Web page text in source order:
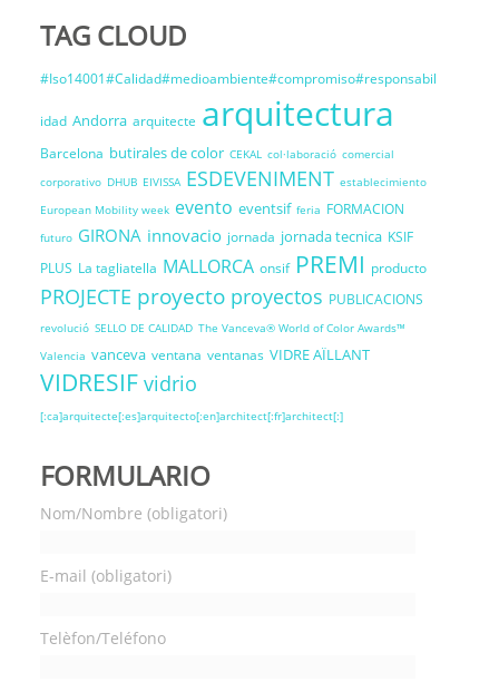
TAG CLOUD
#Iso14001#Calidad#medioambiente#compromiso#responsabil
idad Andorra arquitecte arquitectura
Barcelona butirales de color CEKAL col·laboració comercial
corporativo DHUB EIVISSA ESDEVENIMENT establecimiento
European Mobility week evento eventsif feria FORMACION
futuro GIRONA innovacio jornada jornada tecnica KSIF
PLUS La tagliatella MALLORCA onsif PREMI producto
PROJECTE proyecto proyectos PUBLICACIONS
revolució SELLO DE CALIDAD The Vanceva® World of Color Awards™
Valencia vanceva ventana ventanas VIDRE AÏLLANT
VIDRESIF vidrio
[:ca]arquitecte[:es]arquitecto[:en]architect[:fr]architect[:]
FORMULARIO
Nom/Nombre (obligatori)
E-mail (obligatori)
Telèfon/Teléfono